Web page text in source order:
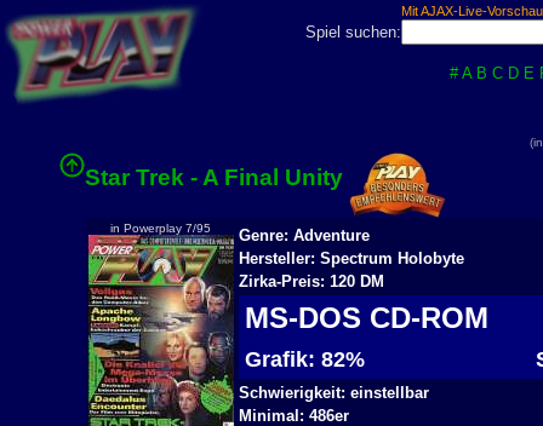
Mit AJAX-Live-
Spiel suchen:
# A B C D E
Star Trek - A Final Unity
in Powerplay 7/95
Genre: Adventure
Hersteller: Spectrum Holobyte
Zirka-Preis: 120 DM
MS-DOS CD-ROM
Grafik: 82%
Schwierigkeit: einstellbar
Minimal: 486er